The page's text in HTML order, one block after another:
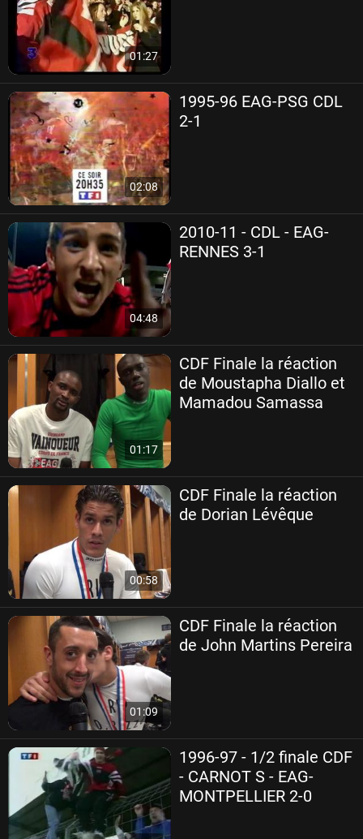
01:27
02:08
1995-96 EAG-PSG CDL
2-1
04:48
2010-11 - CDL - EAG-
RENNES 3-1
01:17
CDF Finale la réaction
de Moustapha Diallo et
Mamadou Samassa
00:58
CDF Finale la réaction
de Dorian Lévêque
01:09
CDF Finale la réaction
de John Martins Pereira
1996-97 - 1/2 finale CDF
- CARNOT S - EAG-
MONTPELLIER 2-0